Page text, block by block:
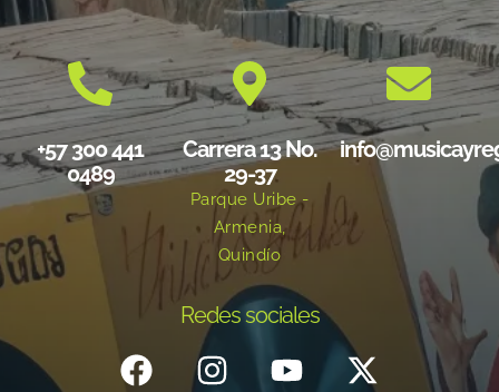
+57 300 441
0489
Carrera 13 No.
29-37
Parque Uribe -
Armenia,
Quindío
Redes sociales